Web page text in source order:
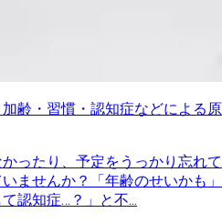
齢・習慣・認知症などによる原
ったり、予定をうっかり忘れて
ませんか？「年齢のせいかも」
認知症…？」と不...